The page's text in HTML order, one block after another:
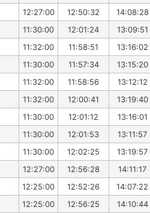
12:27:00 12:50:32
14:08:28
11:30:00 12:01:24
13:09:51
11:32:00 11:58:51
13:16:02
11:30:00 11:57:34
13:15:20
11:32:00 11:58:56
13:12:12
11:32:00 12:00:41
13:19:40
11:30:00 12:01:12
13:16:01
11:30:00 12:01:53
13:11:57
11:30:00 12:02:25
13:19:57
12:27:00 12:56:28
14:11:17
12:25:00 12:52:26
14:07:22
12:25:00 12:56:25
14:10:44